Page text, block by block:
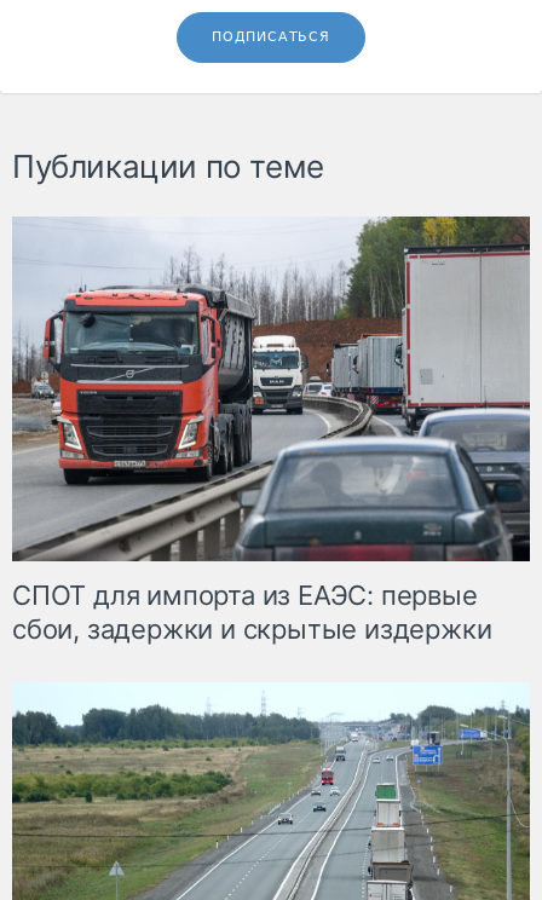
ПОДПИСАТЬСЯ
Публикации по теме
СПОТ для импорта из ЕАЭС: первые
сбои, задержки и скрытые издержки